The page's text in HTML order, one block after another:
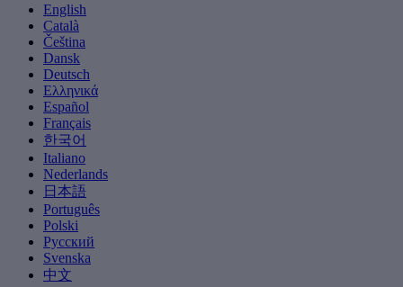
English
Català
Čeština
Dansk
Deutsch
Ελληνικά
Español
Français
한국어
Italiano
Nederlands
日本語
Português
Polski
Русский
Svenska
中文